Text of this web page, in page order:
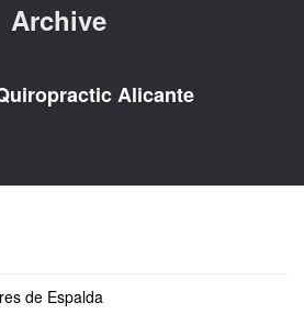
Archive
Alicante